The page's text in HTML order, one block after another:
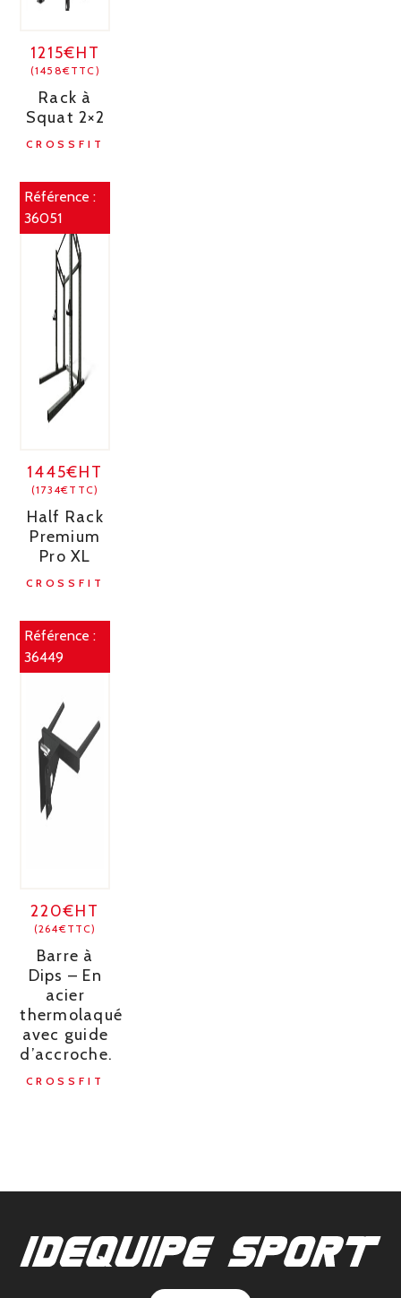
1215€HT
(1458€TTC)
Rack à
Squat 2×2
CROSSFIT
Référence :
36051
1445€HT
(1734€TTC)
Half Rack
Premium
Pro XL
CROSSFIT
Référence :
36449
220€HT
(264€TTC)
Barre à
Dips – En
acier
thermolaqué
avec guide
d’accroche.
CROSSFIT